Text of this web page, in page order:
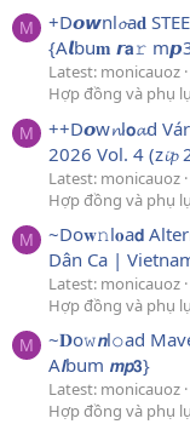
M
+D𝙤𝙬nl𝓸a𝐝
{A𝙡bu𝐦 𝙧𝗮𝚛
Latest: monicauoz
Hợp đồng và phụ
M
++D𝙤w𝓷l𝗼𝓪d
2026 Vol. 4
Latest: monicauoz
Hợp đồng và phụ
M
~Do𝐰𝚗l𝐨a𝗱
Dân Ca |
Latest: monicauoz
Hợp đồng và phụ
M
~𝐃o𝚠𝙣l𝚘ad
A𝙡bum 𝙢𝙥𝟯}
Latest: monicauoz
Hợp đồng và phụ